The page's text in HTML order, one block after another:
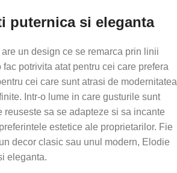
puternica si eleganta
un design ce se remarca prin linii
potrivita atat pentru cei care prefera
cei care sunt atrasi de modernitatea
Intr-o lume in care gusturile sunt
reuseste sa se adapteze si sa incante
estetice ale proprietarilor. Fie
decor clasic sau unul modern, Elodie
eleganta.